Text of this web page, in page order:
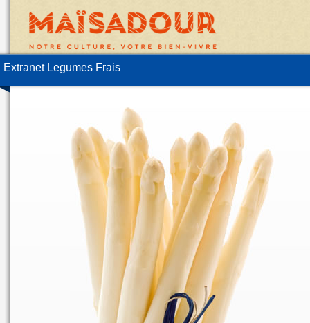
Extranet Legumes Frais